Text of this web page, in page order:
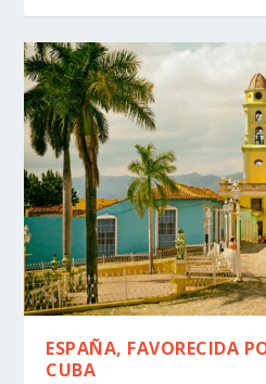
ESPAÑA, FAVORECIDA
CUBA